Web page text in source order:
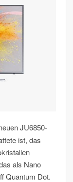
JU6850-
ist, das
als Nano
Quantum Dot.